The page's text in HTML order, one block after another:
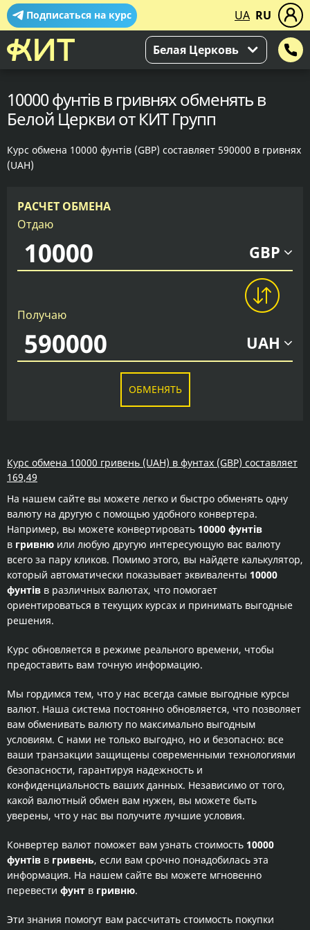
Подписаться на курс UA RU
Белая Церковь
10000 фунтів в гривнях обменять в
Белой Церкви от КИТ Групп
Курс обмена 10000 фунтів (GBP) составляет 590000 в гривнях
(UAH)
РАСЧЕТ ОБМЕНА
Отдаю
GBP
Получаю
UAH
ОБМЕНЯТЬ
Курс обмена 10000 гривень (UAH) в фунтах (GBP) составляет
169,49
На нашем сайте вы можете легко и быстро обменять одну
валюту на другую с помощью удобного конвертера.
Например, вы можете конвертировать 10000 фунтів
в гривню или любую другую интересующую вас валюту
всего за пару кликов. Помимо этого, вы найдете калькулятор,
который автоматически показывает эквиваленты 10000
фунтів в различных валютах, что помогает
ориентироваться в текущих курсах и принимать выгодные
решения.
Курс обновляется в режиме реального времени, чтобы
предоставить вам точную информацию.
Мы гордимся тем, что у нас всегда самые выгодные курсы
валют. Наша система постоянно обновляется, что позволяет
вам обменивать валюту по максимально выгодным
условиям. С нами не только выгодно, но и безопасно: все
ваши транзакции защищены современными технологиями
безопасности, гарантируя надежность и
конфиденциальность ваших данных. Независимо от того,
какой валютный обмен вам нужен, вы можете быть
уверены, что у нас вы получите лучшие условия.
Конвертер валют поможет вам узнать стоимость 10000
фунтів в гривень, если вам срочно понадобилась эта
информация. На нашем сайте вы можете мгновенно
перевести фунт в гривню.
Эти знания помогут вам рассчитать стоимость покупки